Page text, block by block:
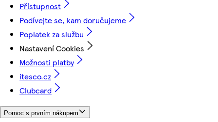
Přístupnost
Podívejte se, kam doručujeme
Poplatek za službu
Nastavení Cookies
Možnosti platby
itesco.cz
Clubcard
Pomoc s prvním nákupem